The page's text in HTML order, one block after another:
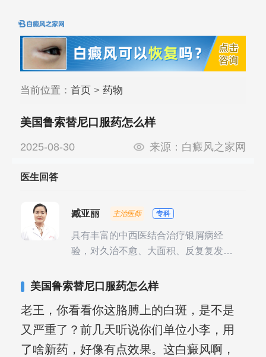
当前位置： 首页> 药物
美国鲁索替尼口服药怎么样
2025-08-30 来源： 白癜风之家网
医生回答
臧亚丽 主治医师 专科
具有丰富的中西医结合治疗银屑病经
验，对久治不愈、大面积、反复复发性
美国鲁索替尼口服药怎么样
老王，你看看你这胳膊上的白斑，是不是
又严重了？前几天听说你们单位小李，用
了啥新药，好像有点效果。这白癜风啊，